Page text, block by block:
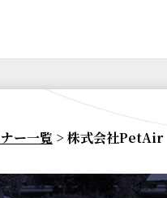
ー一覧 > 株式会社PetAir